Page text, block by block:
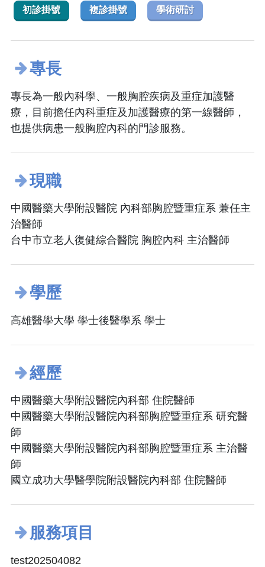
初診掛號 複診掛號 學術研討
專長
專長為一般內科學、一般胸腔疾病及重症加護醫
療，目前擔任內科重症及加護醫療的第一線醫師，
也提供病患一般胸腔內科的門診服務。
現職
中國醫藥大學附設醫院 內科部胸腔暨重症系 兼任主
治醫師
台中市立老人復健綜合醫院 胸腔內科 主治醫師
學歷
高雄醫學大學 學士後醫學系 學士
經歷
中國醫藥大學附設醫院內科部 住院醫師
中國醫藥大學附設醫院內科部胸腔暨重症系 研究醫
師
中國醫藥大學附設醫院內科部胸腔暨重症系 主治醫
師
國立成功大學醫學院附設醫院內科部 住院醫師
服務項目
test202504082